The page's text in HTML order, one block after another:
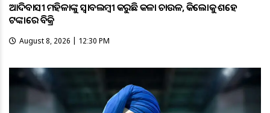
ଆଦିବାସୀ ମହିଳାଙ୍କୁ ସ୍ଵାବଲମ୍ଵୀ କରୁଛି କଳା ଚାଉଳ, କିଲୋକୁ ଶହେ
ଟଙ୍କାରେ ବିକ୍ରି
August 8, 2026 | 12:30 PM